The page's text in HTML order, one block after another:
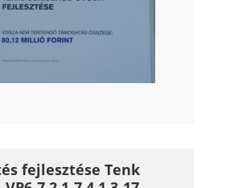
fejlesztése Tenk